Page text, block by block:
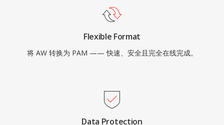
Flexible Format
将 AW 转换为 PAM —— 快速、安全且完全在线完成。
Data Protection